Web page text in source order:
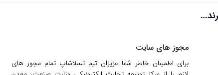
مجوز های سایت
برای اطمینان خاطر شما عزیزان تیم تسلاشاپ تمام مجوز های